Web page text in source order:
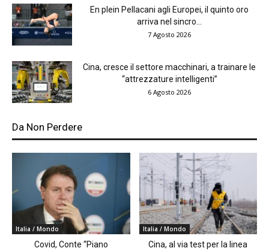
En plein Pellacani agli Europei, il quinto oro
arriva nel sincro...
7 Agosto 2026
Cina, cresce il settore macchinari, a trainare le
“attrezzature intelligenti”
6 Agosto 2026
Da Non Perdere
Italia / Mondo
Covid, Conte “Piano
Italia / Mondo
Cina, al via test per la linea